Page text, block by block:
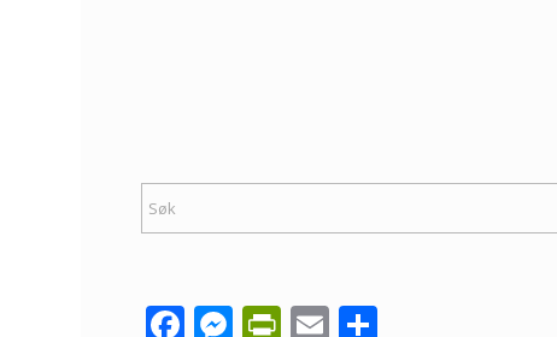
Facebook
Messenger
PrintFriendly
Email